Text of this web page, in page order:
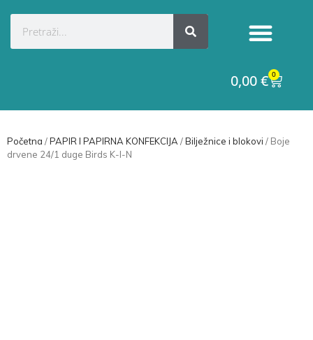
0,00€ 0
Početna /PAPIR I PAPIRNA KONFEKCIJA /Bilježnice i blokovi / Boje
drvene 24/1 duge Birds K-I-N